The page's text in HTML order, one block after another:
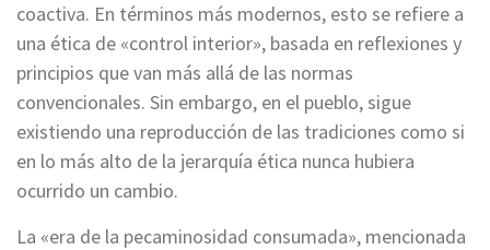
coactiva. En términos más modernos, esto se refiere a
una ética de «control interior», basada en reflexiones y
principios que van más allá de las normas
convencionales. Sin embargo, en el pueblo, sigue
existiendo una reproducción de las tradiciones como si
en lo más alto de la jerarquía ética nunca hubiera
ocurrido un cambio.
La «era de la pecaminosidad consumada», mencionada